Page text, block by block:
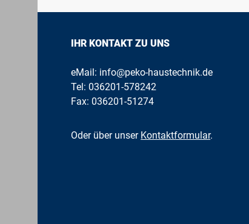
IHR KONTAKT ZU UNS
eMail: info@peko-haustechnik.de
Tel:036201-578242
Fax: 036201-51274
Oder über unser Kontaktformular.